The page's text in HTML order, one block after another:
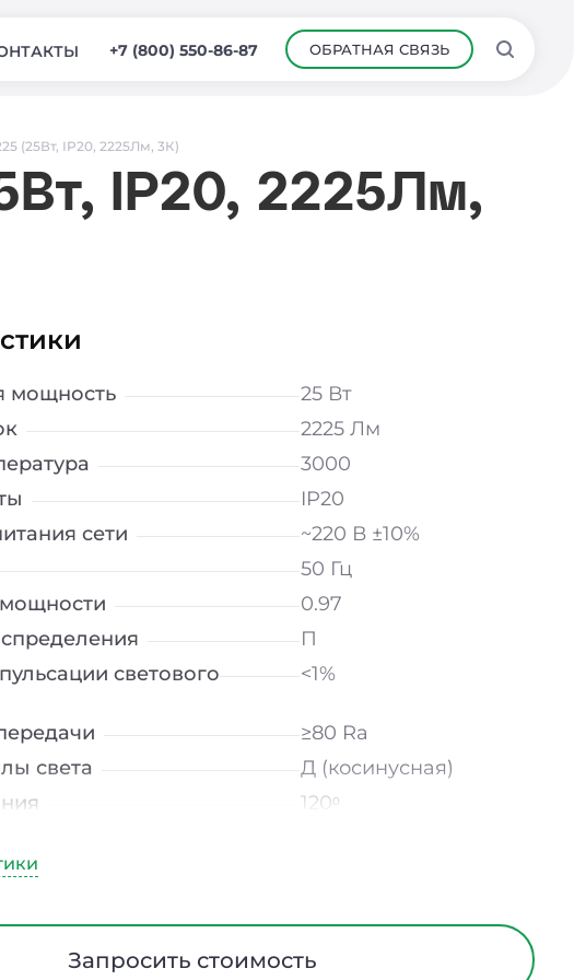
+7 (800) 550-86-87 ОБРАТНАЯ СВЯЗЬ
(25Вт, IP20, 2225Лм, 3К)
IP20, 2225Лм,
мощность
25 Вт
2225 Лм
3000
IP20
сети
~220 В ±10%
50 Гц
0.97
П
светового
<1%
≥80 Ra
света
Д (косинусная)
120ᵒ
температур
Запросить стоимость